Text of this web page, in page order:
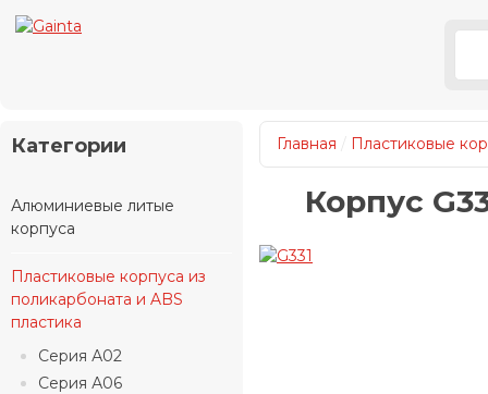
Категории
Алюминиевые литые
корпуса
Пластиковые корпуса из
поликарбоната и ABS
пластика
Серия А02
Серия А06
Главная Пластиковые
Корпус